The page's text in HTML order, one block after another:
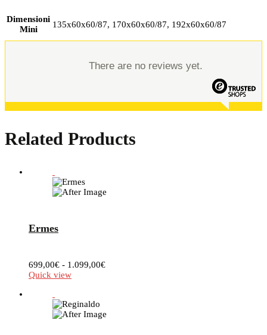
Dimensioni
Mini
135x60x60/87, 170x60x60/87, 192x60x60/87
There are no reviews yet.
Related Products
Ermes
699,00€ - 1.099,00€Fascia
a
Quick view